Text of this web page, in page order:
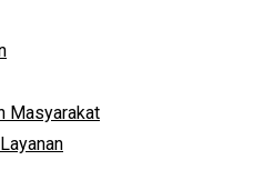
Masyarakat